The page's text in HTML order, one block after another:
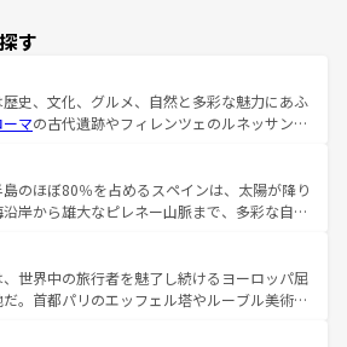
す
史、文化、グルメ、自然と多彩な魅力にあふ
ーマの古代遺跡やフィレンツェのルネッサンス
ーナの美しい田園風景やアマルフィ海岸の絶
景観も見逃せない。観光の合間には、本場の
など、絶品のイタリア料理を堪能することも
イタリアで、忘れられない旅をしてみよう！
イタリア情報はコンテンツ一覧 を参照してほ
のほぼ80％を占めるスペインは、太陽が降り
岸から雄大なピレネー山脈まで、多彩な自然
この国では、情熱的なフラメンコ、熱気あふ
して美味しいタパスが生活の一部となってい
リードの洗練された雰囲気や、バルセロナの
穏やかなビーチリゾートまで多彩な表情を見
世界中の旅行者を魅了し続けるヨーロッパ屈
。首都パリのエッフェル塔やルーブル美術館
力が詰まっている。華麗な宮殿、歴史的な大